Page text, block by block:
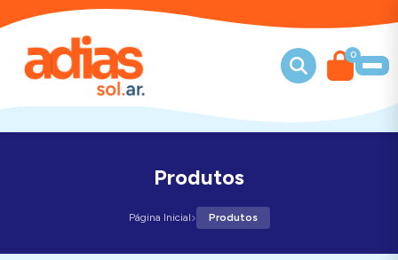
0
Produtos
Página Inicial› Produtos